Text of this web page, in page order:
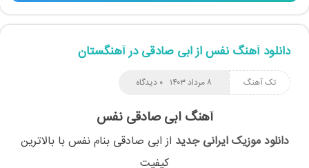
دانلود آهنگ نفس از ابی صادقی در آهنگستان
تک آهنگ ۰ دیدگاه ۸ مرداد ۱۴۰۳
آهنگ ابی صادقی نفس
دانلود موزیک ایرانی جدید ازابی صادقیبنامنفسبا بالاترین
کیفیت